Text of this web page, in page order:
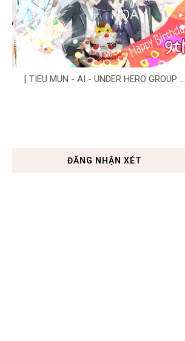
[ TIEU MUN - AI - UNDER HERO GROUP ...
ĐĂNG NHẬN XÉT